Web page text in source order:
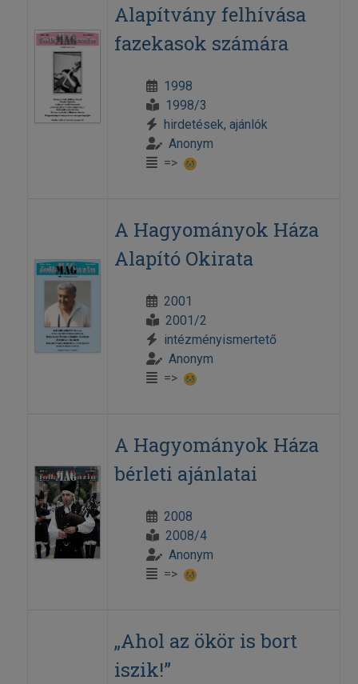
Alapítvány felhívása
fazekasok számára
1998
1998/3
hirdetések, ajánlók
Anonym
=>
A Hagyományok Háza
Alapító Okirata
2001
2001/2
intézményismertető
Anonym
=>
A Hagyományok Háza
bérleti ajánlatai
2008
2008/4
Anonym
=>
„Ahol az ökör is bort
iszik!”